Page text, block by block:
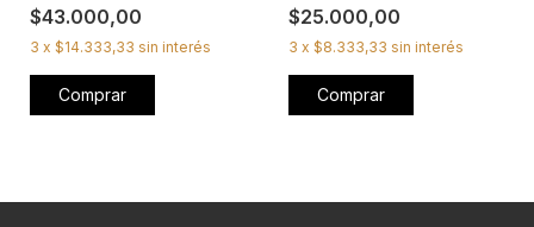
$43.000,00
3 x $14.333,33 sin interés
Comprar
$25.000,00
3 x $8.333,33 sin interés
Comprar